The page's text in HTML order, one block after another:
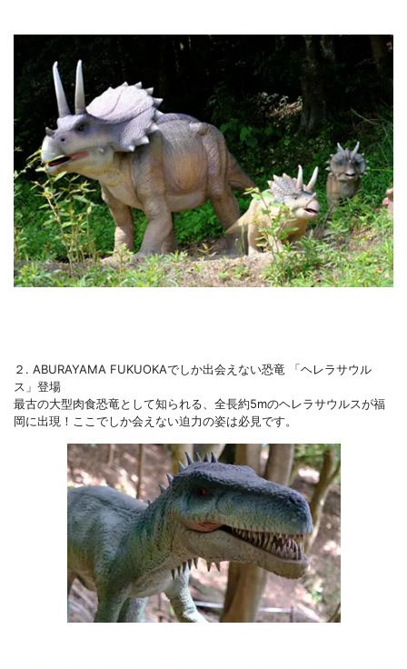
２. ABURAYAMA FUKUOKAでしか出会えない恐竜 「ヘレラサウル
ス」登場
最古の大型肉食恐竜として知られる、全長約5mのヘレラサウルスが福
岡に出現！ここでしか会えない迫力の姿は必見です。